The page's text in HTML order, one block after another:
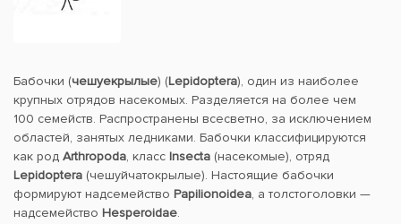
Бабочки (чешуекрылые) (Lepidoptera), один из наиболее
крупных отрядов насекомых. Разделяется на более чем
100 семейств. Распространены всесветно, за исключением
областей, занятых ледниками. Бабочки классифицируются
как род Arthropoda, класс Insecta (насекомые), отряд
Lepidoptera (чешуйчатокрылые). Настоящие бабочки
формируют надсемейство Papilionoidea, а толстоголовки —
надсемейство Hesperoidae.